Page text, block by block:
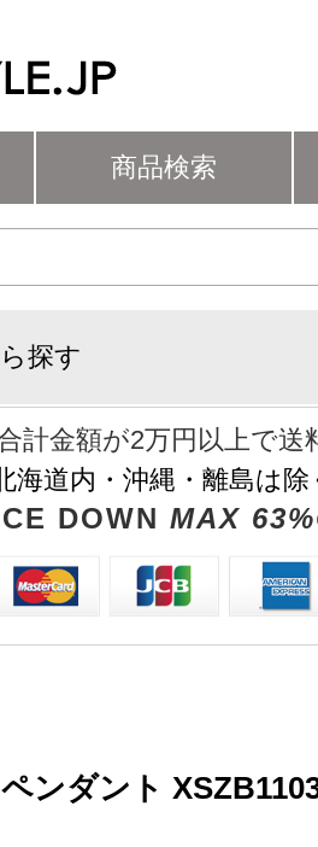
商品検索
探す
計金額が2万円以上で送
海道内・沖縄・離島は
DOWN MAX
ンダント